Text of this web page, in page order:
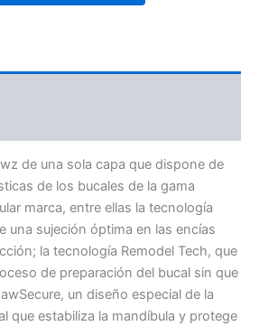
de una sola capa que dispone de
de los bucales de la gama
marca, entre ellas la tecnología
una sujeción óptima en las encías
la tecnología Remodel Tech, que
de preparación del bucal sin que
un diseño especial de la
que estabiliza la mandíbula y protege